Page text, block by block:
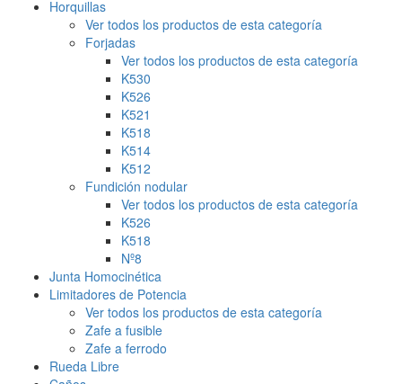
Horquillas
Ver todos los productos de esta categoría
Forjadas
Ver todos los productos de esta categoría
K530
K526
K521
K518
K514
K512
Fundición nodular
Ver todos los productos de esta categoría
K526
K518
Nº8
Junta Homocinética
Limitadores de Potencia
Ver todos los productos de esta categoría
Zafe a fusible
Zafe a ferrodo
Rueda Libre